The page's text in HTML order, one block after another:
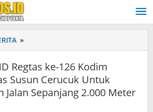
»
TMMD
Regtas
ke-
126
Kodim
Regtas ke-126 Kodim
Susun Cerucuk Untuk
Jalan Sepanjang 2.000 Meter